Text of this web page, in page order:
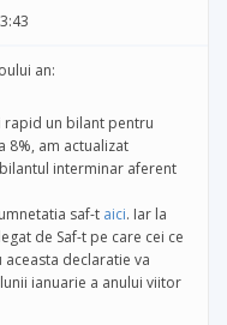
an:
rapid un bilant pentru
8%, am actualizat
interminar aferent
saf-t aici. Iar la
de Saf-t pe care cei ce
aceasta declaratie va
ianuarie a anului viitor